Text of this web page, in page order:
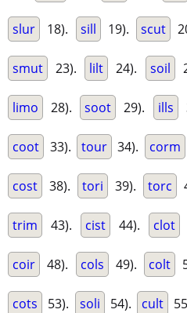
slur 18). sill 19). scut
smut 23). lilt 24). soil
limo 28). soot 29). ills
coot 33). tour 34). corm
cost 38). tori 39). torc
trim 43). cist 44). clot
coir 48). cols 49). colt
cots 53). soli 54). cult